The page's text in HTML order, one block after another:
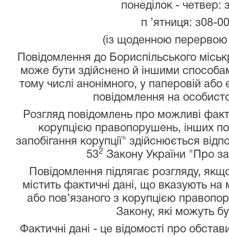
понеділок - четвер:
п ’ятниця: з08-
(із щоденною
Повідомлення до Бориспільського
може бути здійснено й іншими
тому числі анонімного, у паперовій
повідомлення на
Розгляд повідомлень про можливі
корупцією правопорушень, інших
запобігання корупції" здійснюється
532 Закону України "Про
Повідомлення підлягає розгляду,
містить фактичні дані, що вказують
або пов’язаного з корупцією
Закону, які можуть
Фактичні дані - це відомості про